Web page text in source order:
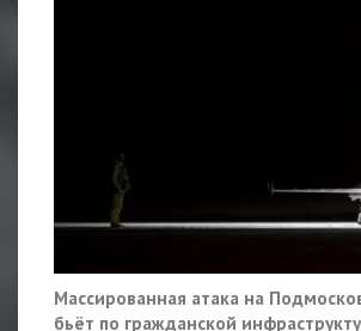
Массированная атака на
бьёт по гражданской